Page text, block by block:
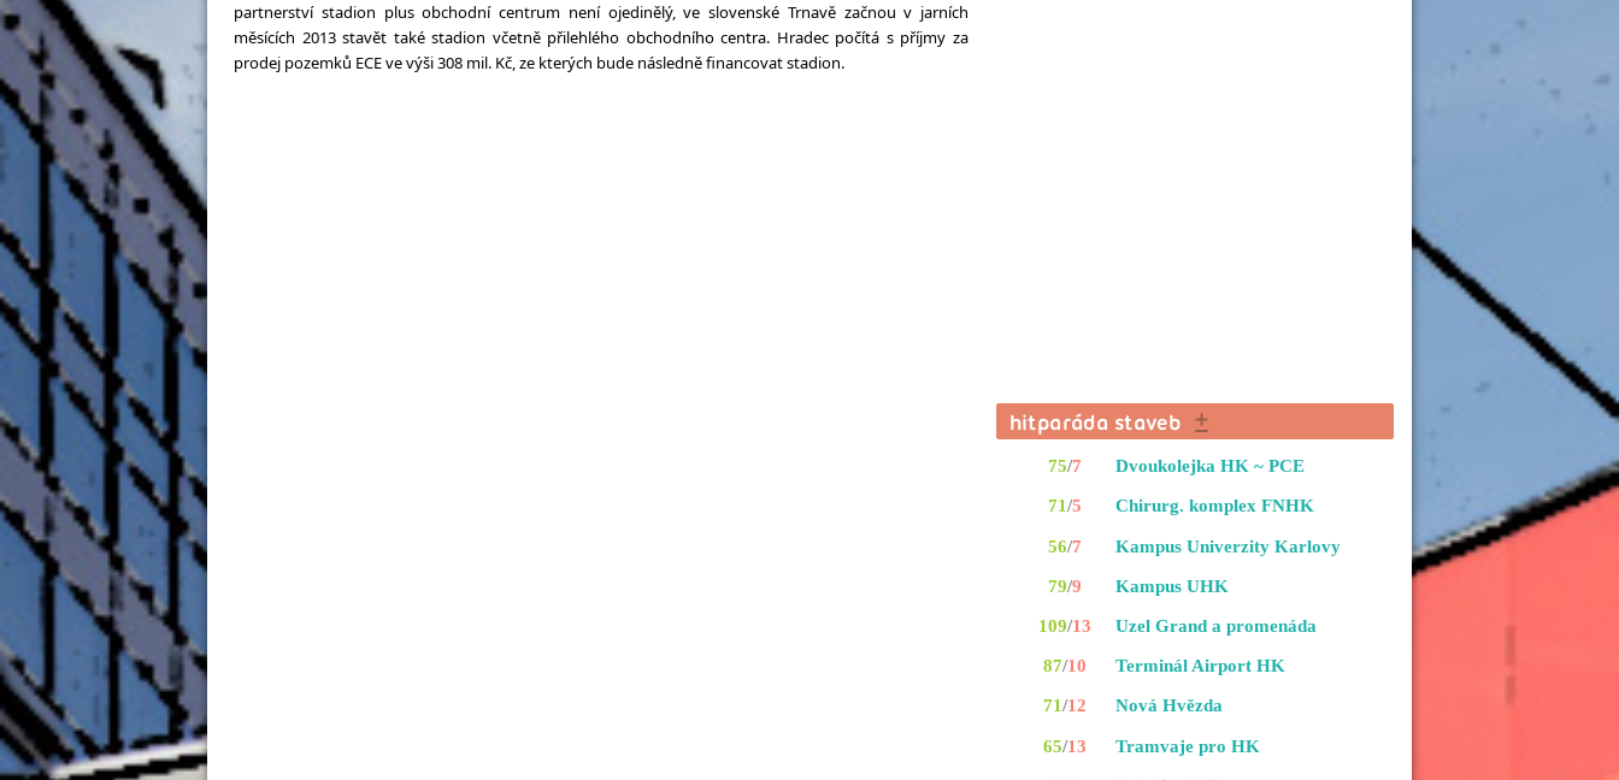
partnerství stadion plus obchodní centrum není ojedinělý, ve slovenské Trnavě začnou v jarních
měsících 2013 stavět také stadion včetně přilehlého obchodního centra. Hradec počítá s příjmy za
prodej pozemků ECE ve výši 308 mil. Kč, ze kterých bude následně financovat stadion.
75/7
71/5
56/7
79/9
109/13
87/10
71/12
65/13
Dvoukolejka HK ~ PCE
Chirurg. komplex FNHK
Kampus Univerzity Karlovy
Kampus UHK
Uzel Grand a promenáda
Terminál Airport HK
Nová Hvězda
Tramvaje pro HK